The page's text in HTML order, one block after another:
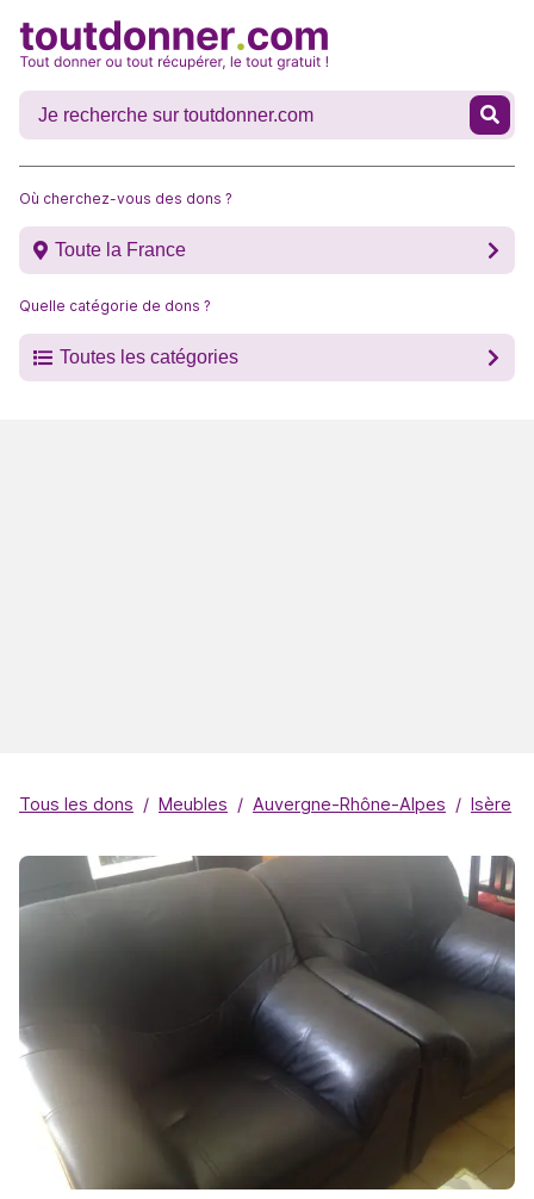
Où cherchez-vous des dons ?
Toute la France
Quelle catégorie de dons ?
Toutes les catégories
Tous les dons Meubles Auvergne-Rhône-Alpes Isère